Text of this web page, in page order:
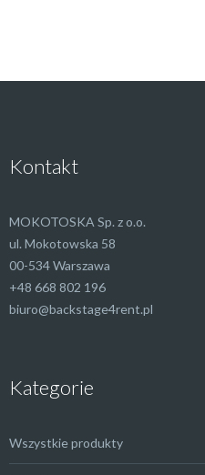
Kontakt
MOKOTOSKA Sp. z o.o.
ul. Mokotowska 58
00-534 Warszawa
+48 668 802 196
biuro@backstage4rent.pl
Kategorie
Wszystkie produkty